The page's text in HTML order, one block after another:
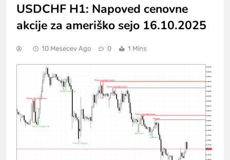
USDCHF H1: Napoved cenovne
akcije za ameriško sejo 16.10.2025
10 Mesecev Ago 0 1 Mins